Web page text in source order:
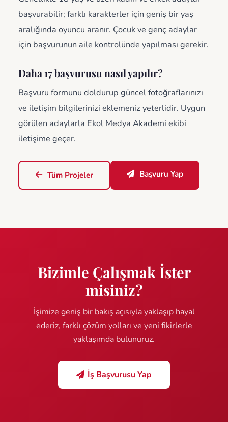
başvurabilir; farklı karakterler için geniş bir yaş
aralığında oyuncu aranır. Çocuk ve genç adaylar
için başvurunun aile kontrolünde yapılması gerekir.
Daha 17 başvurusu nasıl yapılır?
Başvuru formunu doldurup güncel fotoğraflarınızı
ve iletişim bilgilerinizi eklemeniz yeterlidir. Uygun
görülen adaylarla Ekol Medya Akademi ekibi
iletişime geçer.
Tüm Projeler Başvuru Yap
Bizimle Çalışmak İster
misiniz?
İşimize geniş bir bakış açısıyla yaklaşıp hayal
ederiz, farklı çözüm yolları ve yeni fikirlerle
yaklaşımda bulunuruz.
İş Başvurusu Yap